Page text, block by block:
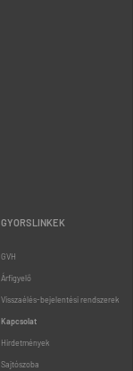
GYORSLINKEK
GVH
Árfigyelő
Visszaélés-bejelentési rendszerek
Kapcsolat
Hirdetmények
Sajtószoba